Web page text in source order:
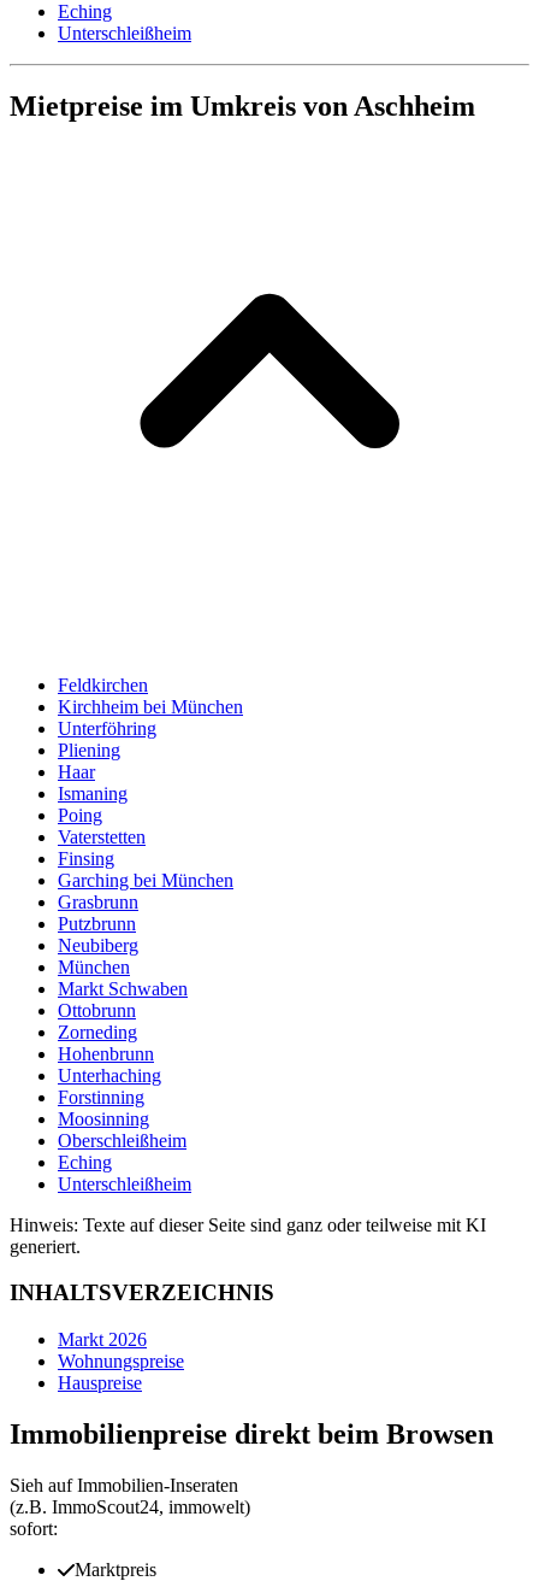
Eching
Unterschleißheim
Mietpreise im Umkreis von Aschheim
Feldkirchen
Kirchheim bei München
Unterföhring
Pliening
Haar
Ismaning
Poing
Vaterstetten
Finsing
Garching bei München
Grasbrunn
Putzbrunn
Neubiberg
München
Markt Schwaben
Ottobrunn
Zorneding
Hohenbrunn
Unterhaching
Forstinning
Moosinning
Oberschleißheim
Eching
Unterschleißheim
Hinweis: Texte auf dieser Seite sind ganz oder teilweise mit KI
generiert.
INHALTSVERZEICHNIS
Markt 2026
Wohnungspreise
Hauspreise
Immobilienpreise direkt beim Browsen
Sieh auf Immobilien‑Inseraten
(z.B. ImmoScout24, immowelt)
sofort:
Marktpreis